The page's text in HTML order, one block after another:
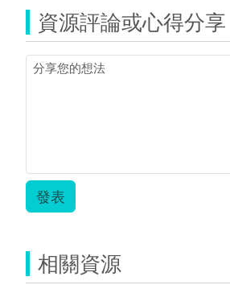
-
資源評論或心得分享
發表
相關資源